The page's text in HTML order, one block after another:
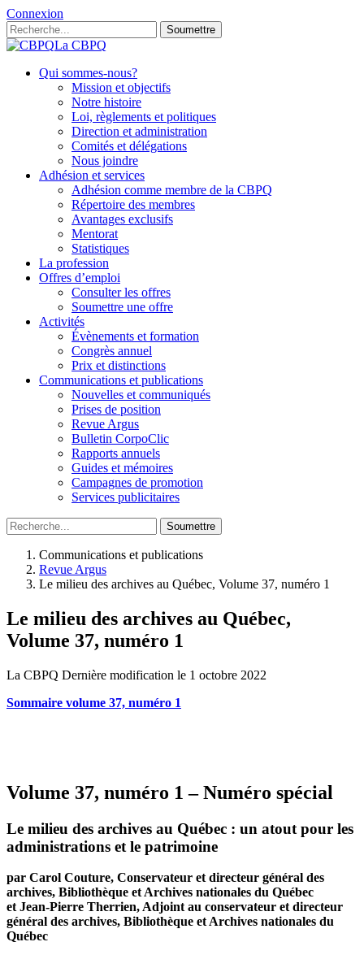
Connexion
Soumettre
La CBPQ
Qui sommes-nous?
Mission et objectifs
Notre histoire
Loi, règlements et politiques
Direction et administration
Comités et délégations
Nous joindre
Adhésion et services
Adhésion comme membre de la CBPQ
Répertoire des membres
Avantages exclusifs
Mentorat
Statistiques
La profession
Offres d’emploi
Consulter les offres
Soumettre une offre
Activités
Évènements et formation
Congrès annuel
Prix et distinctions
Communications et publications
Nouvelles et communiqués
Prises de position
Revue Argus
Bulletin CorpoClic
Rapports annuels
Guides et mémoires
Campagnes de promotion
Services publicitaires
Soumettre
Communications et publications
Revue Argus
Le milieu des archives au Québec, Volume 37, numéro 1
Le milieu des archives au Québec,
Volume 37, numéro 1
La CBPQ Dernière modification le 1 octobre 2022
Sommaire volume 37, numéro 1
Volume 37, numéro 1 – Numéro spécial
Le milieu des archives au Québec : un atout pour les
administrations et le patrimoine
par Carol Couture, Conservateur et directeur général des
archives, Bibliothèque et Archives nationales du Québec
et Jean-Pierre Therrien, Adjoint au conservateur et directeur
général des archives, Bibliothèque et Archives nationales du
Québec